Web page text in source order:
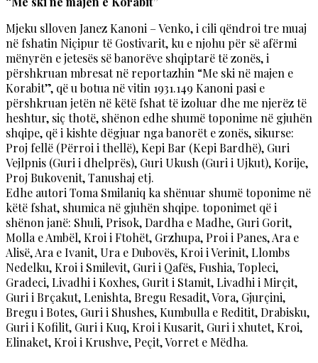
Mjeku slloven Janez Kanoni – Venko, i cili qëndroi tre muaj
në fshatin Niçipur të Gostivarit, ku e njohu për së afërmi
mënyrën e jetesës së banorëve shqiptarë të zonës, i
përshkruan mbresat në reportazhin “Me ski në majen e
Korabit”, që u botua në vitin 1931.149 Kanoni pasi e
përshkruan jetën në këtë fshat të izoluar dhe me njerëz të
heshtur, siç thotë, shënon edhe shumë toponime në gjuhën
shqipe, që i kishte dëgjuar nga banorët e zonës, sikurse:
Proj fellë (Përroi i thellë), Kepi Bar (Kepi Bardhë), Guri
Vejlpnis (Guri i dhelprës), Guri Ukush (Guri i Ujkut), Korije,
Proj Bukovenit, Tanushaj etj.
Edhe autori Toma Smilaniq ka shënuar shumë toponime në
këtë fshat, shumica në gjuhën shqipe. toponimet që i
shënon janë: Shuli, Prisok, Dardha e Madhe, Guri Gorit,
Molla e Ambël, Kroi i Ftohët, Grzhupa, Proi i Panes, Ara e
Alisë, Ara e Ivanit, Ura e Dubovës, Kroi i Verinit, Llombs
Nedelku, Kroi i Smilevit, Guri i Qafës, Fushia, Topleci,
Gradeci, Livadhi i Koxhes, Gurit i Stamit, Livadhi i Mirçit,
Guri i Brçakut, Lenishta, Bregu Resadit, Vora, Gjurçini,
Bregu i Botes, Guri i Shushes, Kumbulla e Reditit, Drabisku,
Guri i Kofilit, Guri i Kuq, Kroi i Kusarit, Guri i xhutet, Kroi,
Elinaket, Kroi i Krushve, Peçit, Vorret e Mëdha.